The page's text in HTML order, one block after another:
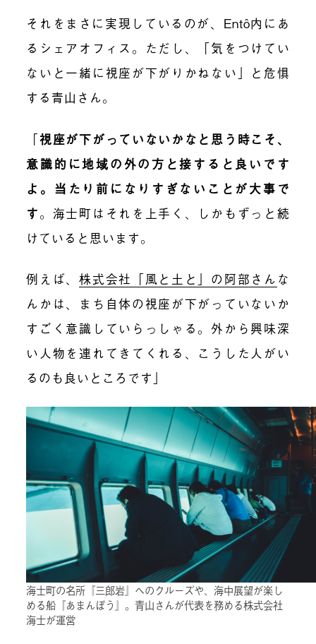
それをまさに実現しているのが、 Entô内にあ
るシェアオフィス。ただし、「気をつけてい
ないと一緒に視座が下がりかねない」と危惧
する青山さん。
「視座が下がっていないかなと思う時こそ、
意識的に地域の外の方と接すると良いです
よ。当たり前になりすぎないことが大事で
す。海士町はそれを上手く、しかもずっと続
けていると思います。
例えば、株式会社「風と土と」の阿部さん な
んかは、まち自体の視座が下がっていないか
すごく意識していらっしゃる。外から興味深
い人物を連れてきてくれる、こうした人がい
るのも良いところです」
海士町の名所『三郎岩』へのクルーズや、海中展望が楽し
める船『あまんぼう』。青山さんが代表を務める株式会社
海士が運営